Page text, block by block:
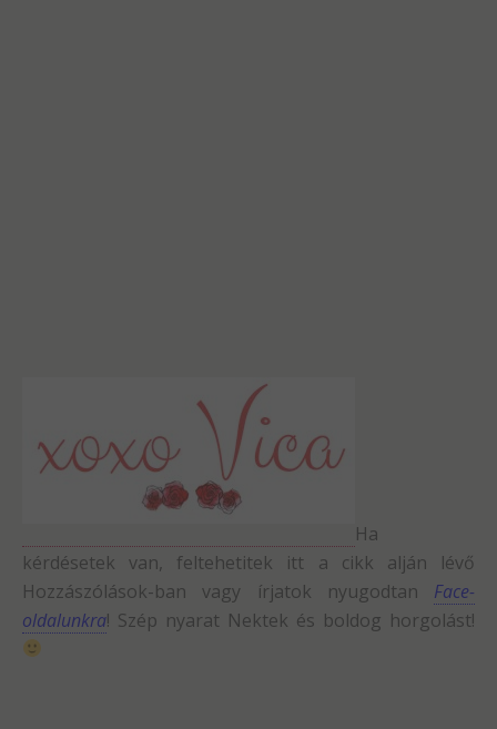
Ha
kérdésetek van, feltehetitek itt a cikk alján lévő
Hozzászólások-ban vagy írjatok nyugodtan
Face-
oldalunkra! Szép nyarat Nektek és boldog horgolást!